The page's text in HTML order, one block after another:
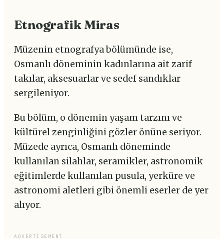
Etnografik Miras
Müzenin etnografya bölümünde ise,
Osmanlı döneminin kadınlarına ait zarif
takılar, aksesuarlar ve sedef sandıklar
sergileniyor.
Bu bölüm, o dönemin yaşam tarzını ve
kültürel zenginliğini gözler önüne seriyor.
Müzede ayrıca, Osmanlı döneminde
kullanılan silahlar, seramikler, astronomik
eğitimlerde kullanılan pusula, yerküre ve
astronomi aletleri gibi önemli eserler de yer
alıyor.
ADVERTISEMENT